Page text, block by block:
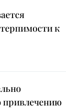
к
привлечению